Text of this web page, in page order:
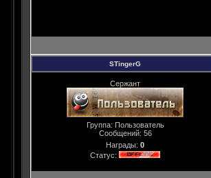
STingerG
Сержант
Группа: Пользователь
Сообщений: 56
Награды: 0
Статус: